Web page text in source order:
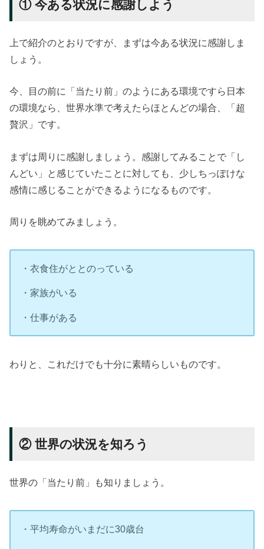
① 今ある状況に感謝しよう
上で紹介のとおりですが、まずは今ある状況に感謝しま
しょう。
今、目の前に「当たり前」のようにある環境ですら日本
の環境なら、世界水準で考えたらほとんどの場合、「超
贅沢」です。
まずは周りに感謝しましょう。感謝してみることで「し
んどい」と感じていたことに対しても、少しちっぽけな
感情に感じることができるようになるものです。
周りを眺めてみましょう。
・衣食住がととのっている
・家族がいる
・仕事がある
わりと、これだけでも十分に素晴らしいものです。
② 世界の状況を知ろう
世界の「当たり前」も知りましょう。
・平均寿命がいまだに30歳台